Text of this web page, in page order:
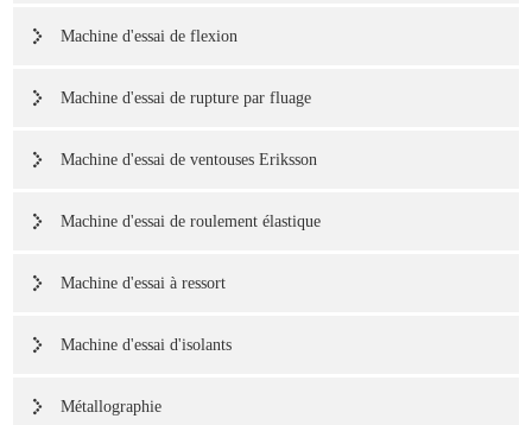
Machine d'essai de flexion
Machine d'essai de rupture par fluage
Machine d'essai de ventouses Eriksson
Machine d'essai de roulement élastique
Machine d'essai à ressort
Machine d'essai d'isolants
Métallographie